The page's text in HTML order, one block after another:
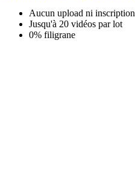
Aucun upload ni inscription
Jusqu'à 20 vidéos par lot
0% filigrane